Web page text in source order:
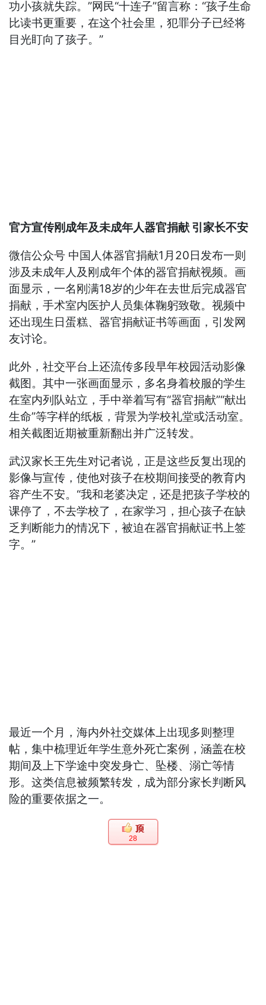
功小孩就失踪。”网民“十连子”留言称：“孩子生命
比读书更重要，在这个社会里，犯罪分子已经将
目光盯向了孩子。”
官方宣传刚成年及未成年人器官捐献 引家长不安
微信公众号 中国人体器官捐献1月20日发布一则
涉及未成年人及刚成年个体的器官捐献视频。画
面显示，一名刚满18岁的少年在去世后完成器官
捐献，手术室内医护人员集体鞠躬致敬。视频中
还出现生日蛋糕、器官捐献证书等画面，引发网
友讨论。
此外，社交平台上还流传多段早年校园活动影像
截图。其中一张画面显示，多名身着校服的学生
在室内列队站立，手中举着写有“器官捐献”“献出
生命”等字样的纸板，背景为学校礼堂或活动室。
相关截图近期被重新翻出并广泛转发。
武汉家长王先生对记者说，正是这些反复出现的
影像与宣传，使他对孩子在校期间接受的教育内
容产生不安。“我和老婆决定，还是把孩子学校的
课停了，不去学校了，在家学习，担心孩子在缺
乏判断能力的情况下，被迫在器官捐献证书上签
字。”
最近一个月，海内外社交媒体上出现多则整理
帖，集中梳理近年学生意外死亡案例，涵盖在校
期间及上下学途中突发身亡、坠楼、溺亡等情
形。这类信息被频繁转发，成为部分家长判断风
险的重要依据之一。
28